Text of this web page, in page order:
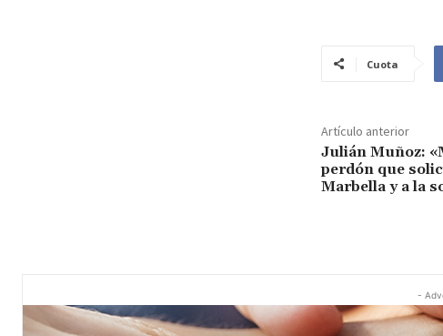
Cuota
Artículo anterior
Julián Muñoz:
perdón que
Marbella y a la
-